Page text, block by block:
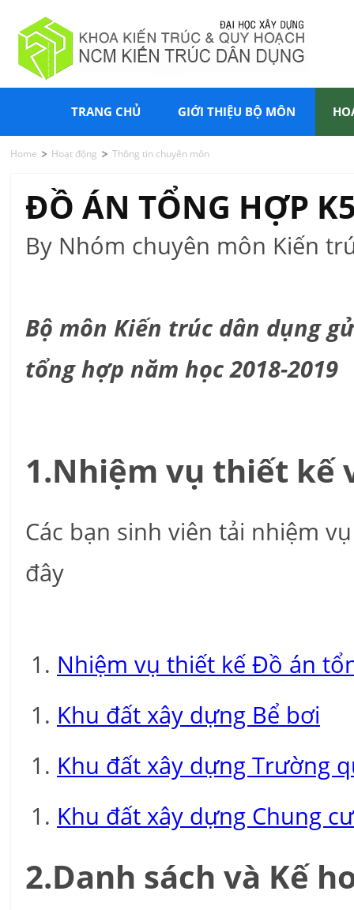
TRANG CHỦ GIỚI THIỆU BỘ MÔN
Home Hoạt động Thông tin chuyên môn
ĐỒ ÁN TỔNG HỢP
By Nhóm chuyên môn Kiến
Bộ môn Kiến trúc dân dụng
tổng hợp năm học 2018-2019
1.Nhiệm vụ thiết kế
Các bạn sinh viên tải nhiệm
đây
Nhiệm vụ thiết kế Đồ án
Khu đất xây dựng Bể bơi
Khu đất xây dựng Trường
Khu đất xây dựng Chung cư
2.Danh sách và Kế